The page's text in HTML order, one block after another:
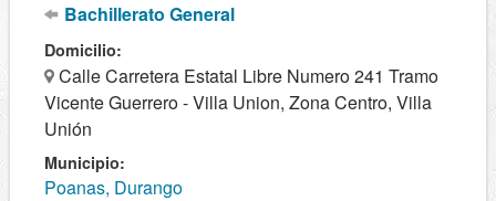
Bachillerato General
Domicilio:
Calle Carretera Estatal Libre Numero 241 Tramo
Vicente Guerrero - Villa Union, Zona Centro, Villa
Unión
Municipio:
Poanas, Durango